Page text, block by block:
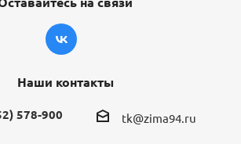
Наши контакты
578-900 tk@zima94.ru